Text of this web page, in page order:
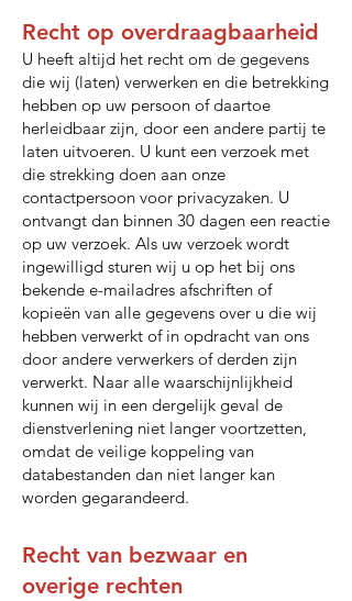
Recht op overdraagbaarheid
U heeft altijd het recht om de gegevens
die wij (laten) verwerken en die betrekking
hebben op uw persoon of daartoe
herleidbaar zijn, door een andere partij te
laten uitvoeren. U kunt een verzoek met
die strekking doen aan onze
contactpersoon voor privacyzaken. U
ontvangt dan binnen 30 dagen een reactie
op uw verzoek. Als uw verzoek wordt
ingewilligd sturen wij u op het bij ons
bekende e-mailadres afschriften of
kopieën van alle gegevens over u die wij
hebben verwerkt of in opdracht van ons
door andere verwerkers of derden zijn
verwerkt. Naar alle waarschijnlijkheid
kunnen wij in een dergelijk geval de
dienstverlening niet langer voortzetten,
omdat de veilige koppeling van
databestanden dan niet langer kan
worden gegarandeerd.
Recht van bezwaar en
overige rechten